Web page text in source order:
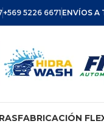
+569 5226 6671 ENVÍOS A
FABRICACIÓN